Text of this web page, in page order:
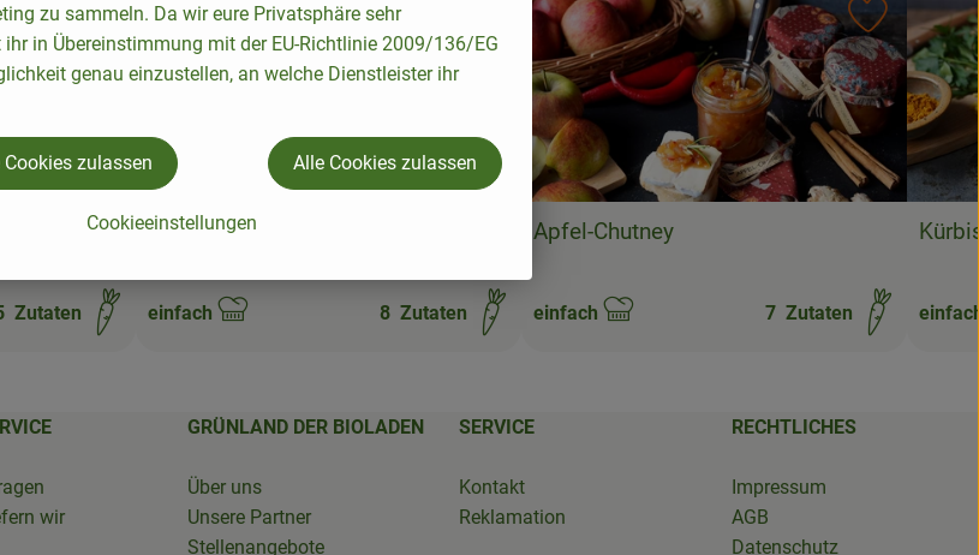
Zutaten
Rezept zu Favouriten hinzufügen
Zwiebelkuchen ohne Hefe
Schwierigkeit:
einfach 8 Zutaten
Rezept zu Favouriten hinzufügen
Apfel-Chutney
Schwierigkeit:
einfach 7 Zutaten
Rezept
wir
GRÜNLAND DER BIOLADEN
Über uns
Unsere Partner
Stellenangebote
SERVICE
Kontakt
Reklamation
RECHTLICHES
Impressum
AGB
Datenschutz
zu sammeln. Da wir eure Privatsphäre sehr
in Übereinstimmung mit der EU-Richtlinie 2009/136/EG
genau einzustellen, an welche Dienstleister ihr
Cookieeinstellungen
zulassen Alle Cookies zulassen